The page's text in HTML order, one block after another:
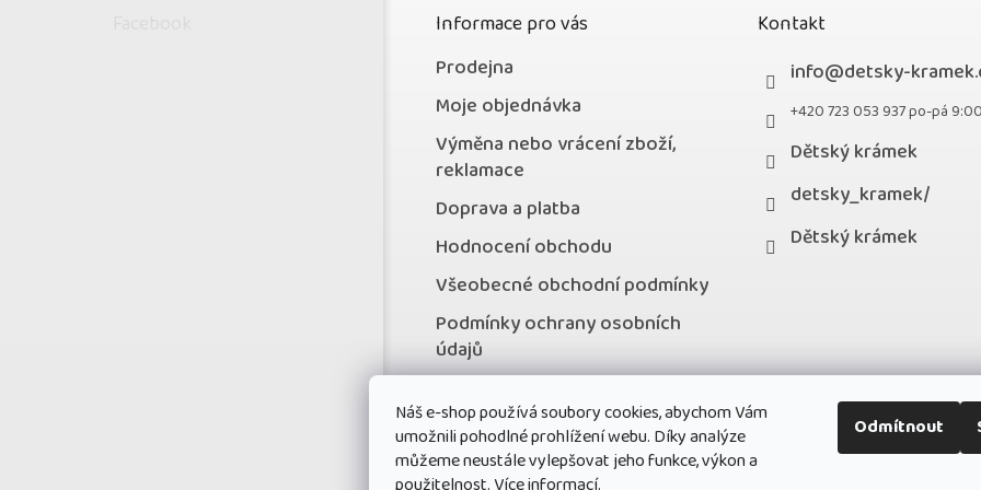
Náš e-shop používá soubory cookies, abychom Vám
umožnili pohodlné prohlížení webu. Díky analýze
můžeme neustále vylepšovat jeho funkce, výkon a
Odmítnout
Informace pro vás
Prodejna
Moje objednávka
Výměna nebo vrácení zboží,
reklamace
Doprava a platba
Hodnocení obchodu
Všeobecné obchodní podmínky
Podmínky ochrany osobních
údajů
Věrnostní program
Kontakt
info@detsky-
+420 723 053 937 po-pá
Dětský krámek
detsky_kramek/
Dětský krámek